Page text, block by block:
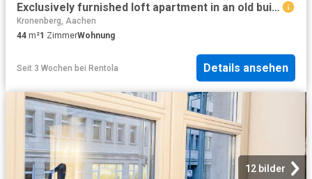
Exclusively furnished loft apartment in an old building in a central location, Aachen Amsterdam Apartments for Rent
Kronenberg, Aachen
44 m²1 ZimmerWohnung
Seit 3 Wochen bei Rentola Details ansehen
12 bilder